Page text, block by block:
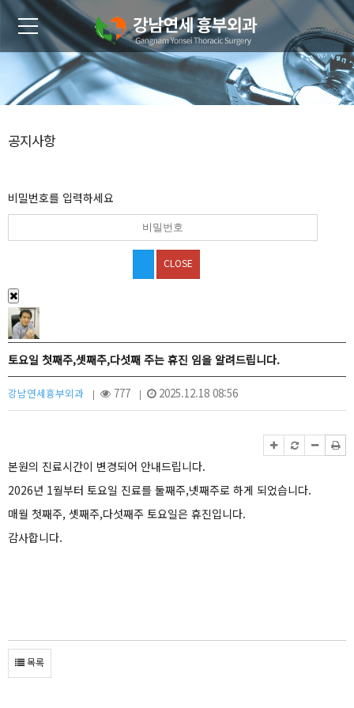
공지사항
비밀번호를 입력하세요
CLOSE
토요일 첫째주,셋째주,다섯째 주는 휴진 임을 알려드립니다.
강남연세흉부외과 | 777 | 2025.12.18 08:56
본원의 진료시간이 변경되어 안내드립니다.
2026년 1월부터 토요일 진료를 둘째주,넷째주로 하게 되었습니다.
매월 첫째주, 셋째주,다섯째주 토요일은 휴진입니다.
감사합니다.
목록